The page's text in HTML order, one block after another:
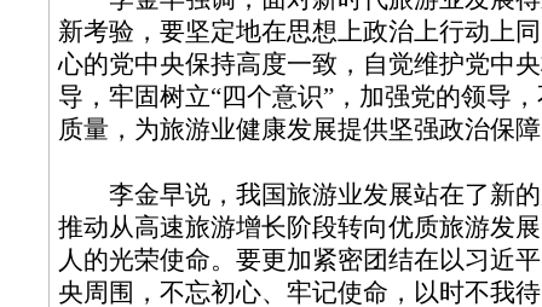
新考验，要坚定地在思想上政治上行动上
心的党中央保持高度一致，自觉维护党中
导，牢固树立“四个意识”，加强党的领导
质量，为旅游业健康发展提供坚强政治保
李金早说，我国旅游业发展站在了新的
推动从高速旅游增长阶段转向优质旅游发
人的光荣使命。要更加紧密团结在以习近
央周围，不忘初心、牢记使命，以时不我